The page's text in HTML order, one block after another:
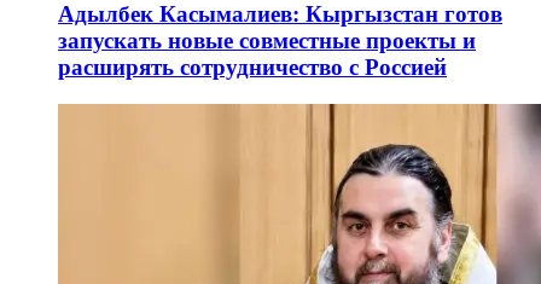
Адылбек Касымалиев: Кыргызстан готов
запускать новые совместные проекты и
расширять сотрудничество с Россией